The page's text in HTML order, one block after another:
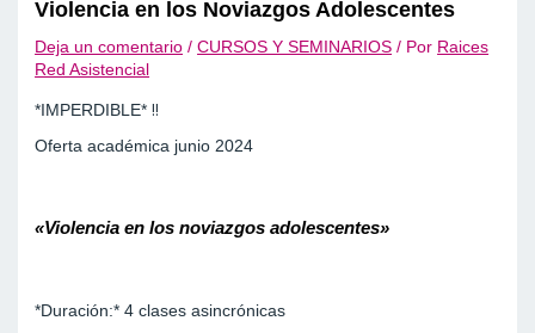
Violencia en los Noviazgos Adolescentes
Deja un comentario /CURSOS Y SEMINARIOS / Por Raices
Red Asistencial
*IMPERDIBLE* ‼️
Oferta académica junio 2024
«Violencia en los noviazgos adolescentes»
*Duración:* 4 clases asincrónicas